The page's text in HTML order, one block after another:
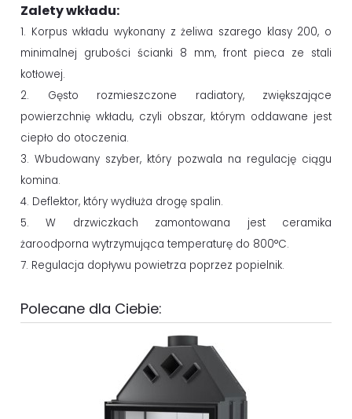
Zalety wkładu:
1. Korpus wkładu wykonany z żeliwa szarego klasy 200, o
minimalnej grubości ścianki 8 mm, front pieca ze stali
kotłowej.
2. Gęsto rozmieszczone radiatory, zwiększające
powierzchnię wkładu, czyli obszar, którym oddawane jest
ciepło do otoczenia.
3. Wbudowany szyber, który pozwala na regulację ciągu
komina.
4. Deflektor, który wydłuża drogę spalin.
5. W drzwiczkach zamontowana jest ceramika
żaroodporna wytrzymująca temperaturę do 800°C.
7. Regulacja dopływu powietrza poprzez popielnik.
Polecane dla Ciebie: